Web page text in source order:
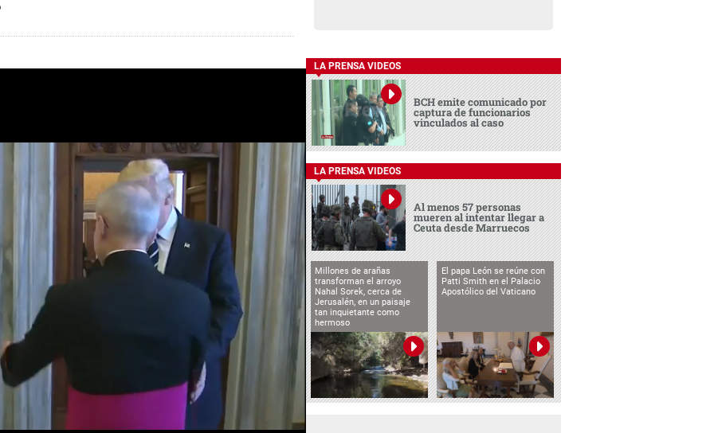
LA PRENSA VIDEOS
BCH emite comunicado por
captura de funcionarios
vinculados al caso
LA PRENSA VIDEOS
Al menos 57 personas
mueren al intentar llegar a
Ceuta desde Marruecos
Millones de arañas
transforman el arroyo
Nahal Sorek, cerca de
Jerusalén, en un paisaje
tan inquietante como
hermoso
El papa León se reúne con
Patti Smith en el Palacio
Apostólico del Vaticano